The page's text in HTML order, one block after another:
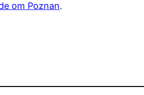
om Poznan.